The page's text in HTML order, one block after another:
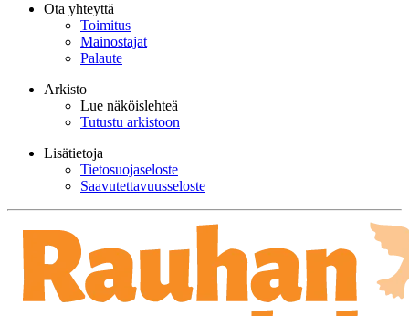
Ota yhteyttä
Toimitus
Mainostajat
Palaute
Arkisto
Lue näköislehteä
Tutustu arkistoon
Lisätietoja
Tietosuojaseloste
Saavutettavuusseloste